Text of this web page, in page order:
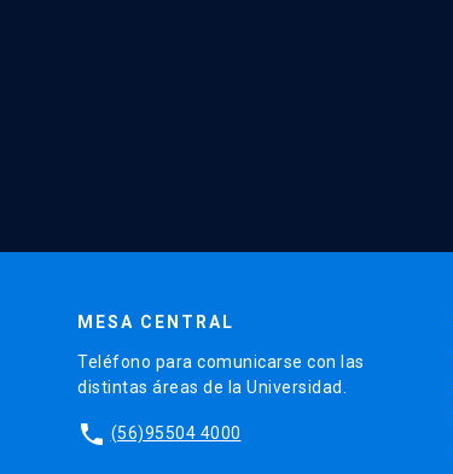
MESA CENTRAL
Teléfono para comunicarse con las
distintas áreas de la Universidad.
phone (56)95504 4000